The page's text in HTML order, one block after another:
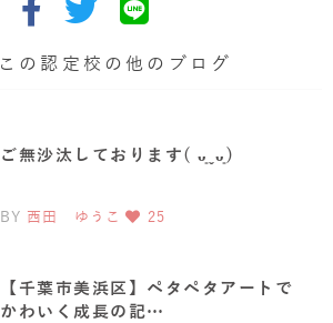
この認定校の他のブログ
ご無沙汰しております( ᴗ͈ˬᴗ͈)
BY 西田 ゆうこ 25
【千葉市美浜区】ペタペタアートで
かわいく成長の記…